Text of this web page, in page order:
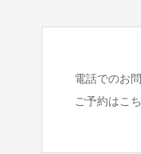
電話でのお
ご予約はこ